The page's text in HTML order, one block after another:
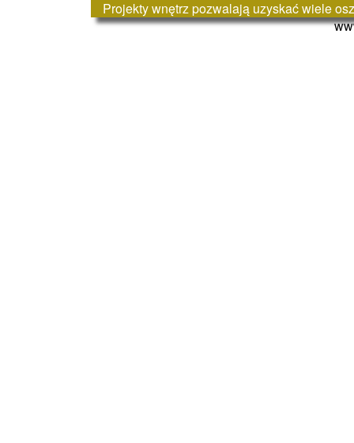
Projekty wnętrz pozwalają uzyskać wiele